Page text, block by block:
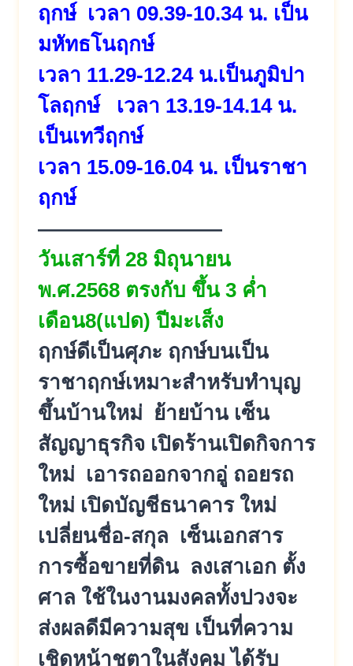
ฤกษ์ เวลา 09.39-10.34 น. เป็น
มหัทธโนฤกษ์
เวลา 11.29-12.24 น.เป็นภูมิปา
โลฤกษ์ เวลา 13.19-14.14 น.
เป็นเทวีฤกษ์
เวลา 15.09-16.04 น. เป็นราชา
ฤกษ์
—————————
วันเสาร์ที่ 28 มิถุนายน
พ.ศ.2568 ตรงกับ ขึ้น 3 ค่ำ
เดือน8(แปด) ปีมะเส็ง
ฤกษ์ดีเป็นศุภะ ฤกษ์บนเป็น
ราชาฤกษ์เหมาะสำหรับทำบุญ
ขึ้นบ้านใหม่ ย้ายบ้าน เซ็น
สัญญาธุรกิจ เปิดร้านเปิดกิจการ
ใหม่ เอารถออกจากอู่ ถอยรถ
ใหม่ เปิดบัญชีธนาคาร ใหม่
เปลี่ยนชื่อ-สกุล เซ็นเอกสาร
การซื้อขายที่ดิน ลงเสาเอก ตั้ง
ศาล ใช้ในงานมงคลทั้งปวงจะ
ส่งผลดีมีความสุข เป็นที่ความ
เชิดหน้าชูตาในสังคม ได้รับ